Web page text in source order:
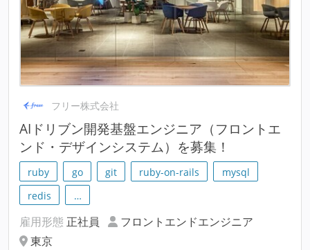
フリー株式会社
AIドリブン開発基盤エンジニア（フロントエ
ンド・デザインシステム）を募集！
ruby go git ruby-on-rails
mysql
redis
…
雇用形態 正社員
フロントエンドエンジニア
東京